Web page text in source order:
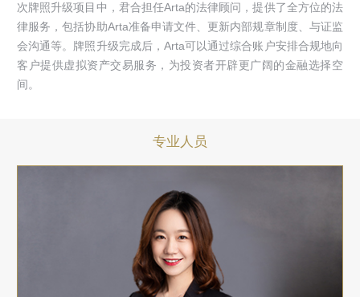
次牌照升级项目中，君合担任Arta的法律顾问，提供了全方位的法
律服务，包括协助Arta准备申请文件、更新内部规章制度、与证监
会沟通等。牌照升级完成后，Arta可以通过综合账户安排合规地向
客户提供虚拟资产交易服务，为投资者开辟更广阔的金融选择空
间。
专业人员